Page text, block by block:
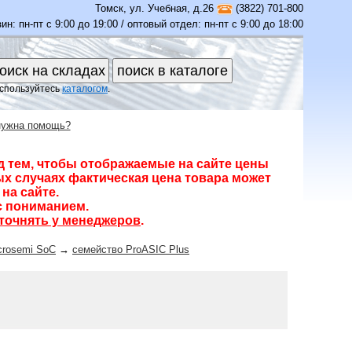
Томск, ул. Учебная, д.26
(3822) 701-800
пн-пт с 9:00 до 19:00 / оптовый отдел: пн-пт с 9:00 до 18:00
каталогом.
помощь?
тем, чтобы отображаемые на сайте цены
фактическая цена товара может
сайте.
пониманием.
у менеджеров.
SoC → семейство ProASIC Plus